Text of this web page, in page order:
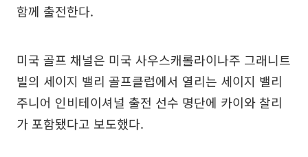
함께 출전한다.
미국 골프 채널은 미국 사우스캐롤라이나주 그래니트
빌의 세이지 밸리 골프클럽에서 열리는 세이지 밸리
주니어 인비테이셔널 출전 선수 명단에 카이와 찰리
가 포함됐다고 보도했다.